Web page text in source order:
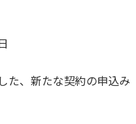
款）
安心を手のひらに～
ィた、新たな契約の申込み